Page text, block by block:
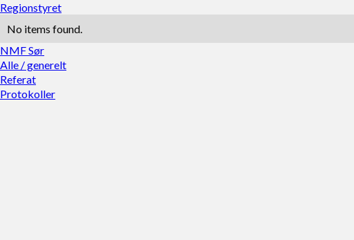
Regionstyret
No items found.
NMF Sør
Alle / generelt
Referat
Protokoller